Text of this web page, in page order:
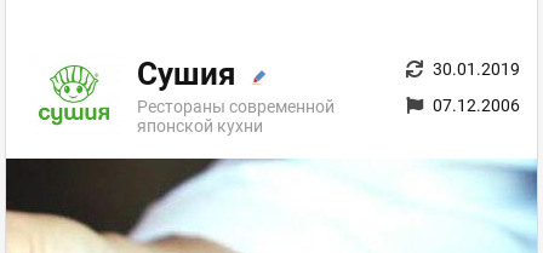
Сушия
Рестораны современной
японской кухни
30.01.2019
07.12.2006